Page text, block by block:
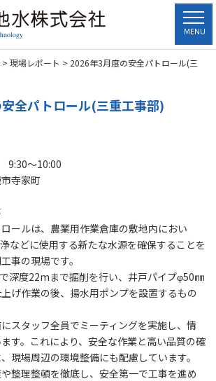
MENU
> 現場レポート > 2026年3月度の安全パトロール(三
全パトロール(三重工事部)
～10:00
寺家町
ールは、農業用作業倉庫の敷地内におい
などに使用する新たな水源を確保することを
事の現場です。
深度22mまで掘削を行い、井戸パイプφ50㎜
げ作業の後、揚水用ポンプを設置するもの
スタッフ全員でミーティングを実施し、情
す。これにより、安全な作業と高い品質の確
現場周辺の環境整備にも配慮しています。
整理整頓を徹底し、安全第一で工事を進め